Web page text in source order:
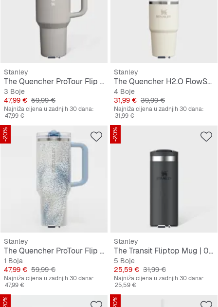
Stanley
The Quencher ProTour Flip Straw Tumbler | 1,2L
3 Boje
Cijena
47,99 € Originalna cijena
59,99 €
Najniža cijena u zadnjih 30 dana:
47,99 €
Stanley
The Quencher H2.O FlowState Tumbler | 0,6L
4 Boje
Cijena
31,99 € Originalna cijena
39,99 €
Najniža cijena u zadnjih 30 dana:
31,99 €
-20%
Stanley
The Quencher ProTour Flip Straw Tumbler | 1,2L
1 Boja
Cijena
47,99 € Originalna cijena
59,99 €
Najniža cijena u zadnjih 30 dana:
47,99 €
-20%
Stanley
The Transit Fliptop Mug | 0,35L
5 Boje
Cijena
25,59 € Originalna cijena
31,99 €
Najniža cijena u zadnjih 30 dana:
25,59 €
-20% -20%